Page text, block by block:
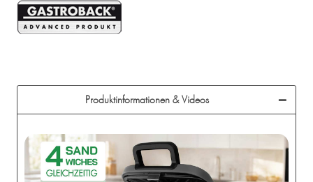
Produktinformationen & Videos